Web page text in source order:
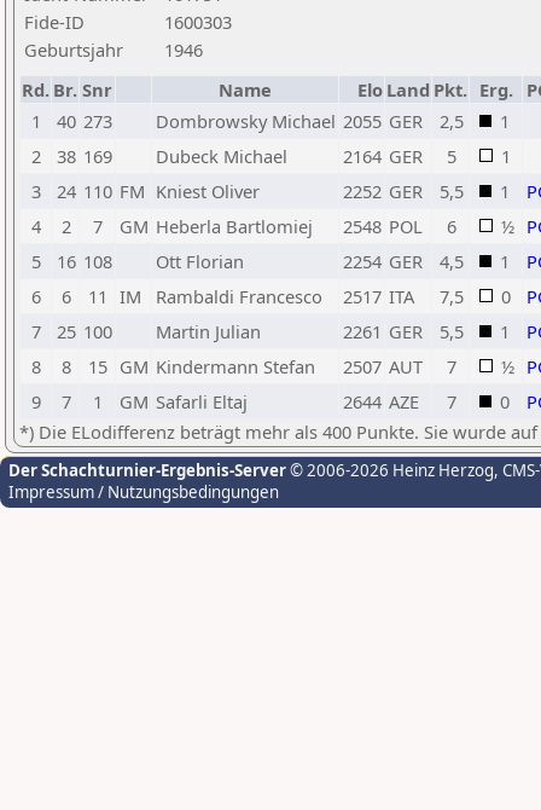
Fide-ID
1600303
Geburtsjahr
1946
Rd. Br. Snr Name Elo Land Pkt. Erg.
1
40 273 Dombrowsky Michael 2055 GER 2,5
1
2
38 169 Dubeck Michael 2164 GER 5
1
3
24 110 FM Kniest Oliver 2252 GER 5,5 1
4
2 7 GM Heberla Bartlomiej 2548 POL 6 ½
5
16 108 Ott Florian 2254 GER 4,5 1
6
6 11 IM Rambaldi Francesco 2517 ITA 7,5 0
7
25 100 Martin Julian 2261 GER 5,5 1
8
8 15 GM Kindermann Stefan 2507 AUT 7 ½
9
7 1 GM Safarli Eltaj 2644 AZE 7 0
*) Die ELodifferenz beträgt mehr als 400 Punkte. Sie wurde
Der Schachturnier-Ergebnis-Server© 2006-2026 Heinz Herzog,
Impressum / Nutzungsbedingungen